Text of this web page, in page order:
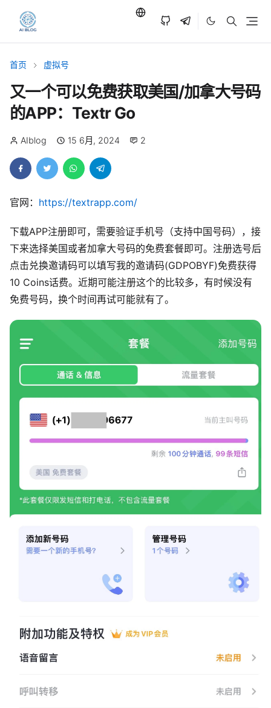
首页 虚拟号
又一个可以免费获取美国/加拿大号码
的APP：Textr Go
AIblog 15 6月, 2024 2
官网： https://textrapp.com/
下载APP注册即可，需要验证手机号（支持中国号码），接
下来选择美国或者加拿大号码的免费套餐即可。注册选号后
点击兑换邀请码可以填写我的邀请码(GDPOBYF)免费获得
10 Coins话费。近期可能注册这个的比较多，有时候没有
免费号码，换个时间再试可能就有了。